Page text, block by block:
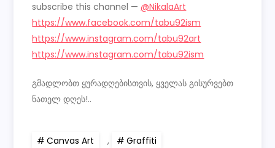
subscribe this channel —@NikalaArt
https://www.facebook.com/tabu92ism
https://www.instagram.com/tabu92art
https://www.instagram.com/tabu92ism
გმადლობთ ყურადღებისთვის, ყველას გისურვებთ
ნათელ დღეს!..
Canvas Art ,
Graffiti